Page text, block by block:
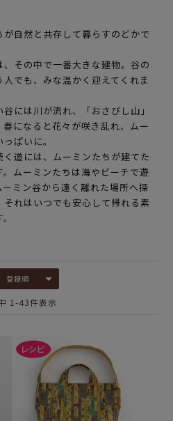
自然と共存して暮らすのどかで
その中で一番大きな建物。谷の
でも、みな温かく迎えてくれま
には川が流れ、「おさびし山」
になると花々が咲き乱れ、ムー
ぱいに。
道には、ムーミンたちが建てた
ムーミンたちは海やビーチで遊
ミン谷から遠く離れた場所へ探
れはいつでも安心して帰れる素
登録順
1 -43件表示